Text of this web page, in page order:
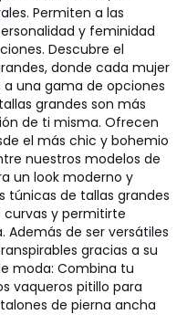
Permiten a las
y feminidad
Descubre el
donde cada mujer
una gama de opciones
grandes son más
de ti misma. Ofrecen
el más chic y bohemio
nuestros modelos de
un look moderno y
túnicas de tallas grandes
curvas y permitirte
de ser versátiles
gracias a su
moda: Combina tu
vaqueros pitillo para
de pierna ancha